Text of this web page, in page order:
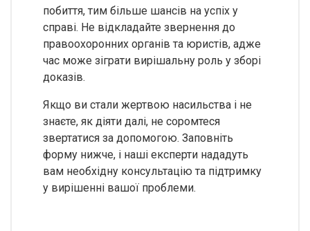
побиття, тим більше шансів на успіх у
справі. Не відкладайте звернення до
правоохоронних органів та юристів, адже
час може зіграти вирішальну роль у зборі
доказів.
Якщо ви стали жертвою насильства і не
знаєте, як діяти далі, не соромтеся
звертатися за допомогою. Заповніть
форму нижче, і наші експерти нададуть
вам необхідну консультацію та підтримку
у вирішенні вашої проблеми.